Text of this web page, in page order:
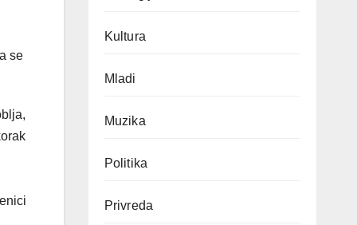
se
Kultura
Mladi
Muzika
Politika
Privreda